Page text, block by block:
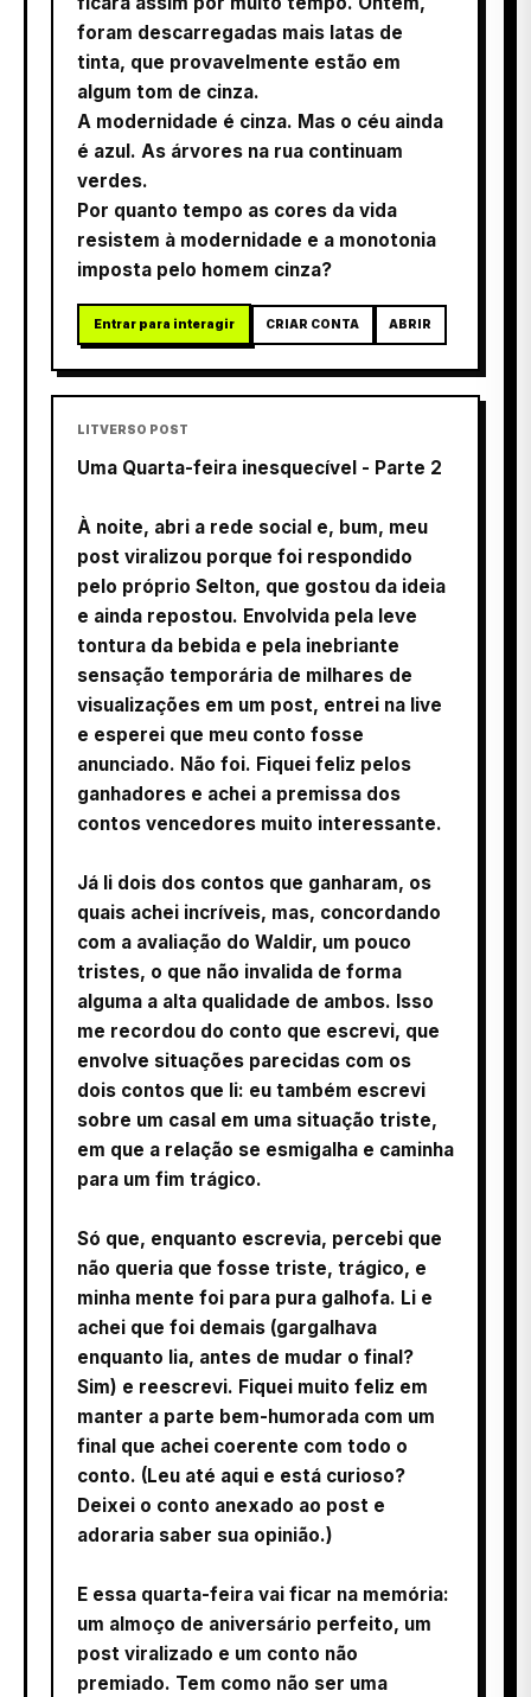
foram descarregadas mais latas de
tinta, que provavelmente estão em
algum tom de cinza.
A modernidade é cinza. Mas o céu ainda
é azul. As árvores na rua continuam
verdes.
Por quanto tempo as cores da vida
resistem à modernidade e a monotonia
imposta pelo homem cinza?
Entrar para interagir CRIAR CONTA ABRIR
LITVERSO POST
Uma Quarta-feira inesquecível - Parte 2
À noite, abri a rede social e, bum, meu
post viralizou porque foi respondido
pelo próprio Selton, que gostou da ideia
e ainda repostou. Envolvida pela leve
tontura da bebida e pela inebriante
sensação temporária de milhares de
visualizações em um post, entrei na live
e esperei que meu conto fosse
anunciado. Não foi. Fiquei feliz pelos
ganhadores e achei a premissa dos
contos vencedores muito interessante.
Já li dois dos contos que ganharam, os
quais achei incríveis, mas, concordando
com a avaliação do Waldir, um pouco
tristes, o que não invalida de forma
alguma a alta qualidade de ambos. Isso
me recordou do conto que escrevi, que
envolve situações parecidas com os
dois contos que li: eu também escrevi
sobre um casal em uma situação triste,
em que a relação se esmigalha e caminha
para um fim trágico.
Só que, enquanto escrevia, percebi que
não queria que fosse triste, trágico, e
minha mente foi para pura galhofa. Li e
achei que foi demais (gargalhava
enquanto lia, antes de mudar o final?
Sim) e reescrevi. Fiquei muito feliz em
manter a parte bem-humorada com um
final que achei coerente com todo o
conto. (Leu até aqui e está curioso?
Deixei o conto anexado ao post e
adoraria saber sua opinião.)
E essa quarta-feira vai ficar na memória:
um almoço de aniversário perfeito, um
post viralizado e um conto não
premiado. Tem como não ser uma